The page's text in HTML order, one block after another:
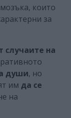
които
за
случаите на
души, но
им да се
на